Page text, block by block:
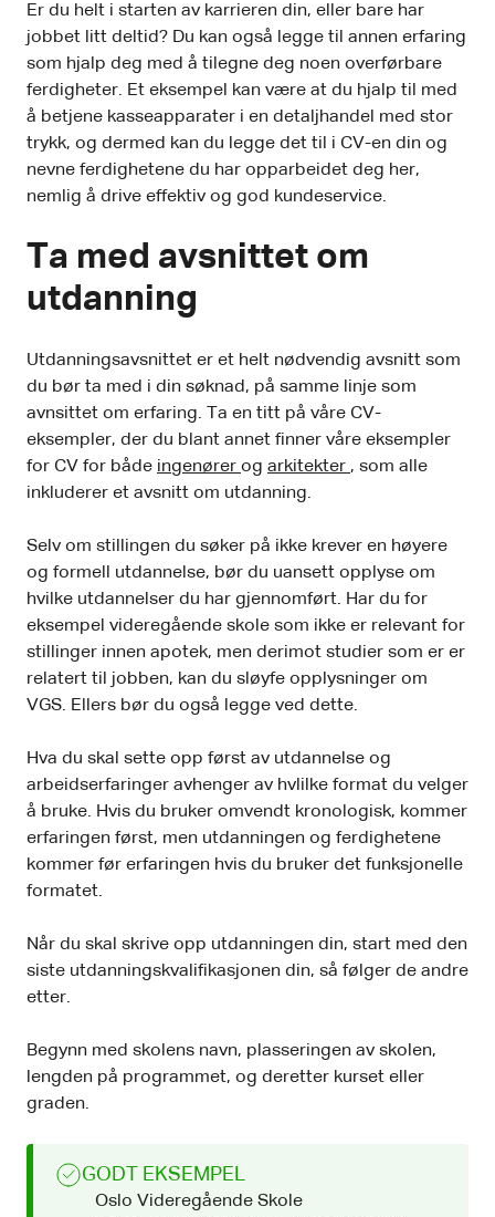
Er du helt i starten av karrieren din, eller bare har
jobbet litt deltid? Du kan også legge til annen erfaring
som hjalp deg med å tilegne deg noen overførbare
ferdigheter. Et eksempel kan være at du hjalp til med
å betjene kasseapparater i en detaljhandel med stor
trykk, og dermed kan du legge det til i CV-en din og
nevne ferdighetene du har opparbeidet deg her,
nemlig å drive effektiv og god kundeservice.
Ta med avsnittet om
utdanning
Utdanningsavsnittet er et helt nødvendig avsnitt som
du bør ta med i din søknad, på samme linje som
avnsittet om erfaring. Ta en titt på våre CV-
eksempler, der du blant annet finner våre eksempler
for CV for både ingenører og arkitekter , som alle
inkluderer et avsnitt om utdanning.
Selv om stillingen du søker på ikke krever en høyere
og formell utdannelse, bør du uansett opplyse om
hvilke utdannelser du har gjennomført. Har du for
eksempel videregående skole som ikke er relevant for
stillinger innen apotek, men derimot studier som er er
relatert til jobben, kan du sløyfe opplysninger om
VGS. Ellers bør du også legge ved dette.
Hva du skal sette opp først av utdannelse og
arbeidserfaringer avhenger av hvlilke format du velger
å bruke. Hvis du bruker omvendt kronologisk, kommer
erfaringen først, men utdanningen og ferdighetene
kommer før erfaringen hvis du bruker det funksjonelle
formatet.
Når du skal skrive opp utdanningen din, start med den
siste utdanningskvalifikasjonen din, så følger de andre
etter.
Begynn med skolens navn, plasseringen av skolen,
lengden på programmet, og deretter kurset eller
graden.
GODT EKSEMPEL
Oslo Videregående Skole